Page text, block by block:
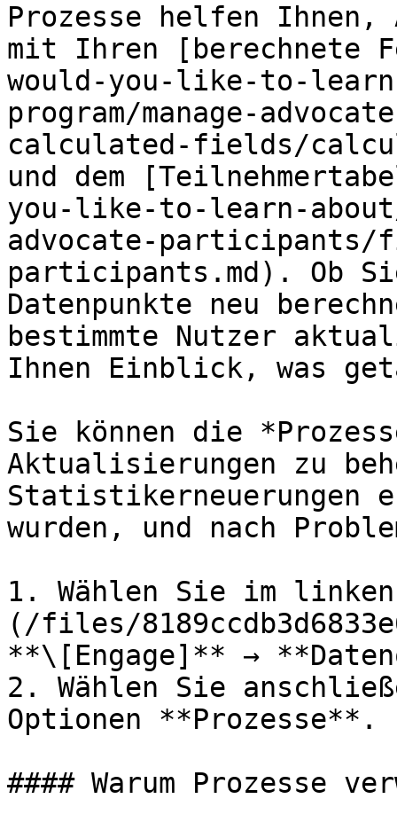
Prozesse helfen Ihnen,
mit Ihren [berechnete
would-you-like-to-
program/manage-
calculated-fields/
und dem
you-like-to-learn-about/
advocate-participants/
participants.md). Ob
Datenpunkte neu
bestimmte Nutzer
Ihnen Einblick, was
Sie können die
Aktualisierungen zu
Statistikerneuerungen
wurden, und nach
1. Wählen Sie im
(/files/
**\[Engage]** →
2. Wählen Sie
Optionen **Prozesse**.
#### Warum Prozesse